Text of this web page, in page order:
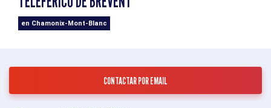
en Chamonix-Mont-Blanc
CONTACTAR POR EMAIL